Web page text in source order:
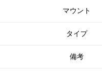
マウント
タイプ
備考